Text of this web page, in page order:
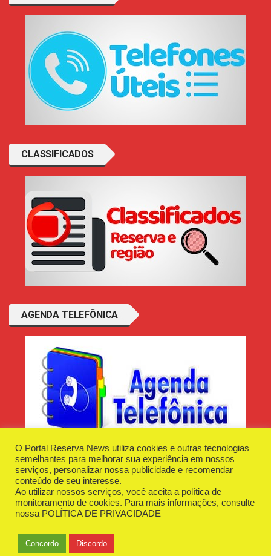
CLASSIFICADOS
AGENDA TELEFÔNICA
Desenvolvido e Hospedado porPlugin Informática
Reserva News Tecnologia - CNPJ - 42.509.198/0001-83
O Portal Reserva News utiliza cookies e outras tecnologias
semelhantes para melhorar sua experiência em nossos
serviços, personalizar nossa publicidade e recomendar
conteúdo de seu interesse.
Ao utilizar nossos serviços, você aceita a política de
monitoramento de cookies. Para mais informações, consulte
nossa POLÍTICA DE PRIVACIDADE
Concordo Discordo